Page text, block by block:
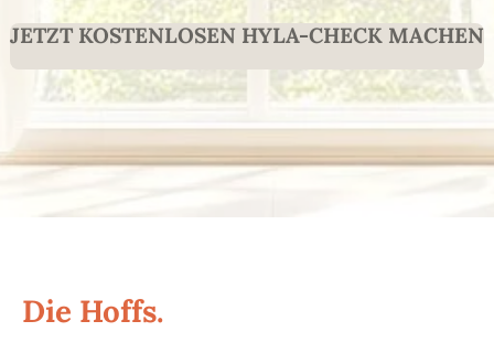
JETZT KOSTENLOSEN HYLA-CHECK MACHEN
Die Hoffs.